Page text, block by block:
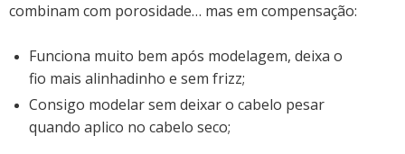
combinam com porosidade… mas em compensação:
Funciona muito bem após modelagem, deixa o
fio mais alinhadinho e sem frizz;
Consigo modelar sem deixar o cabelo pesar
quando aplico no cabelo seco;